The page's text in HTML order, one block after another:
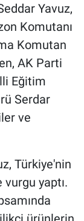
Yavuz,
Komutanı
Komutan
AK Parti
Eğitim
Serdar
ve
Türkiye'nin
yaptı.